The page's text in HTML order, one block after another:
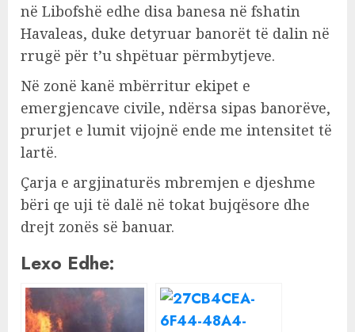
në Libofshë edhe disa banesa në fshatin
Havaleas, duke detyruar banorët të dalin në
rrugë për t’u shpëtuar përmbytjeve.
Në zonë kanë mbërritur ekipet e
emergjencave civile, ndërsa sipas banorëve,
prurjet e lumit vijojnë ende me intensitet të
lartë.
Çarja e argjinaturës mbremjen e djeshme
bëri qe uji të dalë në tokat bujqësore dhe
drejt zonës së banuar.
Lexo Edhe: